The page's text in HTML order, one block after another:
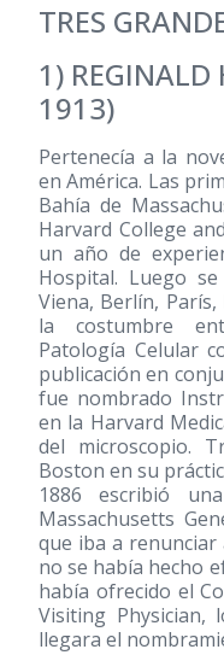
TRES
1) REGINALD
1913)
Pertenecía a la
en América. Las
Bahía de
Harvard College
un año de
Hospital. Luego
Viena, Berlín,
la costumbre
Patología Celular
publicación en
fue nombrado
en la Harvard
del microscopio.
Boston en su
1886 escribió
Massachusetts
que iba a renunciar
no se había hecho
había ofrecido el
Visiting Physician,
llegara el